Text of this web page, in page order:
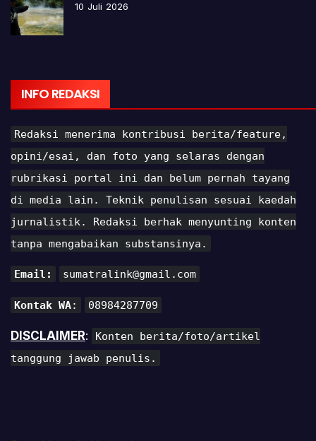
10 Juli 2026
INFO REDAKSI
Redaksi menerima kontribusi berita/feature,
opini/esai, dan foto yang selaras dengan
rubrikasi portal ini dan belum pernah tayang
di media lain. Teknik penulisan sesuai kaedah
jurnalistik. Redaksi berhak menyunting konten
tanpa mengabaikan substansinya.
Email: sumatralink@gmail.com
Kontak WA: 08984287709
DISCLAIMER:
Konten berita/foto/artikel
tanggung jawab penulis.